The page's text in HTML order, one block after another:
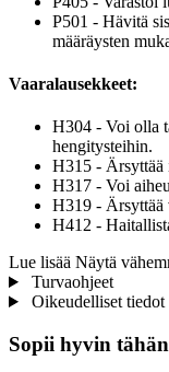
P501 - Hävitä
määräysten
Vaaralausekkeet:
H304 - Voi olla
hengitysteihin.
H315 - Ärsyttää
H317 - Voi
H319 - Ärsyttää
H412 -
Lue lisää Näytä
Turvaohjeet
Oikeudelliset tiedot
Sopii hyvin tähän